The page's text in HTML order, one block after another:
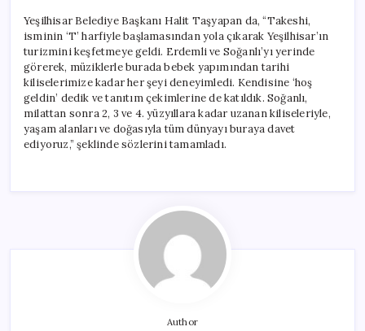
Yeşilhisar Belediye Başkanı Halit Taşyapan da, “Takeshi,
isminin ‘T’ harfiyle başlamasından yola çıkarak Yeşilhisar’ın
turizmini keşfetmeye geldi. Erdemli ve Soğanlı’yı yerinde
görerek, müziklerle burada bebek yapımından tarihi
kiliselerimize kadar her şeyi deneyimledi. Kendisine ‘hoş
geldin’ dedik ve tanıtım çekimlerine de katıldık. Soğanlı,
milattan sonra 2, 3 ve 4. yüzyıllara kadar uzanan kiliseleriyle,
yaşam alanları ve doğasıyla tüm dünyayı buraya davet
ediyoruz,” şeklinde sözlerini tamamladı.
Author